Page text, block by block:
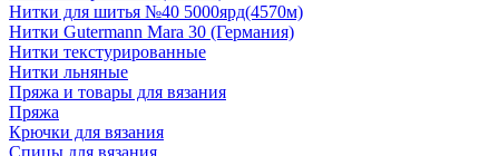
Нитки для шитья №40 5000ярд(4570м)
Нитки Gutermann Mara 30 (Германия)
Нитки текстурированные
Нитки льняные
Пряжа и товары для вязания
Пряжа
Крючки для вязания
Спицы для вязания